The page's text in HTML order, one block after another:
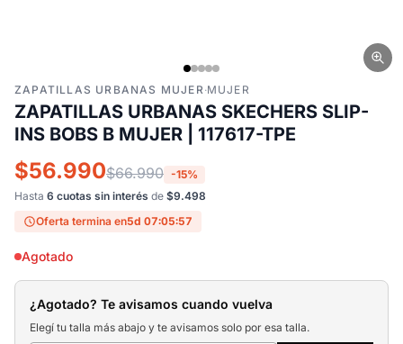
ZAPATILLAS URBANAS MUJER·MUJER
ZAPATILLAS URBANAS SKECHERS SLIP-
INS BOBS B MUJER | 117617-TPE
$56.990$66.990 -15%
Hasta 6 cuotas sin interés de $9.498
Oferta termina en5d 07:05:56
Agotado
¿Agotado? Te avisamos cuando vuelva
Elegí tu talla más abajo y te avisamos solo por esa talla.